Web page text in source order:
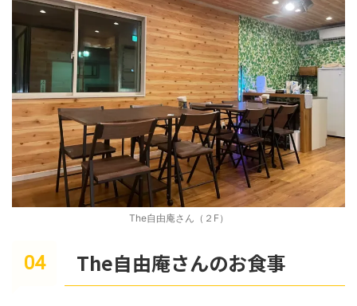
The自由庵さん（２F）
The自由庵さんのお食事